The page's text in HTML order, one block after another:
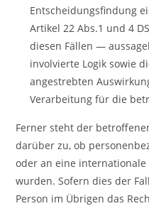
Entscheidungsfindung
Artikel 22 Abs.1 und 4
diesen Fällen —
involvierte Logik sowie
angestrebten
Verarbeitung für die
Ferner steht der
darüber zu, ob
oder an eine
wurden. Sofern dies der
Person im Übrigen das